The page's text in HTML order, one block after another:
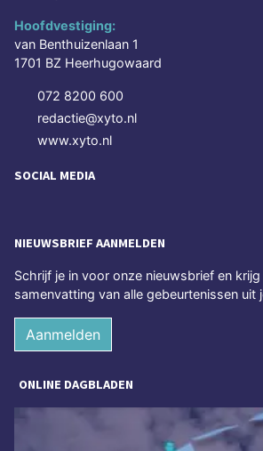
Hoofdvestiging:
van Benthuizenlaan 1
1701 BZ Heerhugowaard
072 8200 600
redactie@xyto.nl
www.xyto.nl
SOCIAL MEDIA
NIEUWSBRIEF AANMELDEN
Schrijf je in voor onze nieuwsbrief en
samenvatting van alle gebeurtenissen uit
Aanmelden
ONLINE DAGBLADEN